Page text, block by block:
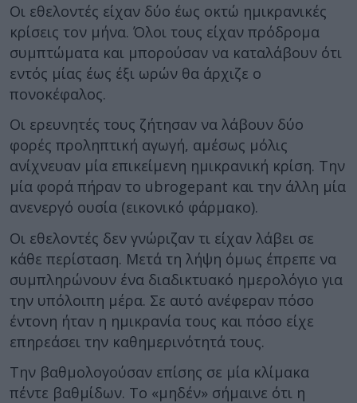
Οι εθελοντές είχαν δύο έως οκτώ ημικρανικές
κρίσεις τον μήνα. Όλοι τους είχαν πρόδρομα
συμπτώματα και μπορούσαν να καταλάβουν ότι
εντός μίας έως έξι ωρών θα άρχιζε ο
πονοκέφαλος.
Οι ερευνητές τους ζήτησαν να λάβουν δύο
φορές προληπτική αγωγή, αμέσως μόλις
ανίχνευαν μία επικείμενη ημικρανική κρίση. Την
μία φορά πήραν το ubrogepant και την άλλη μία
ανενεργό ουσία (εικονικό φάρμακο).
Οι εθελοντές δεν γνώριζαν τι είχαν λάβει σε
κάθε περίσταση. Μετά τη λήψη όμως έπρεπε να
συμπληρώνουν ένα διαδικτυακό ημερολόγιο για
την υπόλοιπη μέρα. Σε αυτό ανέφεραν πόσο
έντονη ήταν η ημικρανία τους και πόσο είχε
επηρεάσει την καθημερινότητά τους.
Την βαθμολογούσαν επίσης σε μία κλίμακα
πέντε βαθμίδων. Το «μηδέν» σήμαινε ότι η